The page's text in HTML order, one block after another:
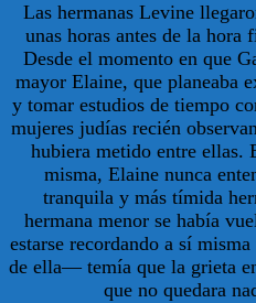
Las hermanas Levine
unas horas antes de la hora
Desde el momento en que
mayor Elaine, que planeaba
y tomar estudios de tiempo
mujeres judías recién
hubiera metido entre ellas.
misma, Elaine nunca
tranquila y más tímida
hermana menor se había
estarse recordando a sí
de ella— temía que la grieta
que no quedara